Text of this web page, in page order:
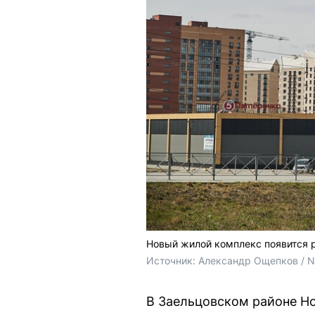
Новый жилой комплекс появится
Источник: Александр Ощепков /
В Заельцовском районе